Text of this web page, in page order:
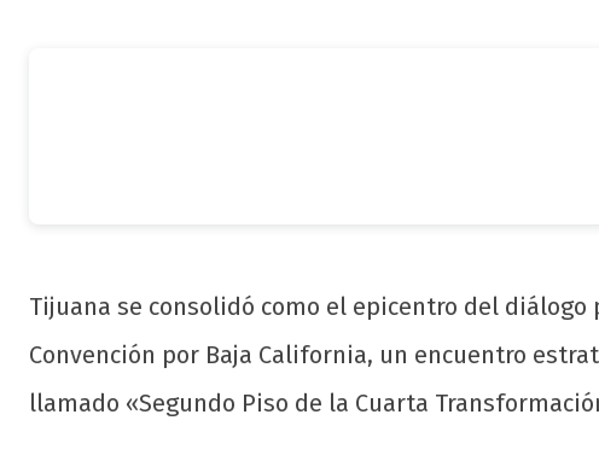
Tijuana se consolidó como el epicentro del
Convención por Baja California, un encuentro
llamado «Segundo Piso de la Cuarta